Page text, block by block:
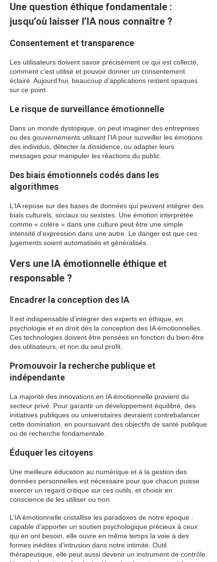
Une question éthique fondamentale :
jusqu’où laisser l’IA nous connaître ?
Consentement et transparence
Les utilisateurs doivent savoir précisément ce qui est collecté,
comment c’est utilisé et pouvoir donner un consentement
éclairé. Aujourd’hui, beaucoup d’applications restent opaques
sur ce point.
Le risque de surveillance émotionnelle
Dans un monde dystopique, on peut imaginer des entreprises
ou des gouvernements utilisant l’IA pour surveiller les émotions
des individus, détecter la dissidence, ou adapter leurs
messages pour manipuler les réactions du public.
Des biais émotionnels codés dans les
algorithmes
L’IA repose sur des bases de données qui peuvent intégrer des
biais culturels, sociaux ou sexistes. Une émotion interprétée
comme « colère » dans une culture peut être une simple
intensité d’expression dans une autre. Le danger est que ces
jugements soient automatisés et généralisés.
Vers une IA émotionnelle éthique et
responsable ?
Encadrer la conception des IA
Il est indispensable d’intégrer des experts en éthique, en
psychologie et en droit dès la conception des IA émotionnelles.
Ces technologies doivent être pensées en fonction du bien-être
des utilisateurs, et non du seul profit.
Promouvoir la recherche publique et
indépendante
La majorité des innovations en IA émotionnelle provient du
secteur privé. Pour garantir un développement équilibré, des
initiatives publiques ou universitaires devraient contrebalancer
cette domination, en poursuivant des objectifs de santé publique
ou de recherche fondamentale.
Éduquer les citoyens
Une meilleure éducation au numérique et à la gestion des
données personnelles est nécessaire pour que chacun puisse
exercer un regard critique sur ces outils, et choisir en
conscience de les utiliser ou non.
L’IA émotionnelle cristallise les paradoxes de notre époque :
capable d’apporter un soutien psychologique précieux à ceux
qui en ont besoin, elle ouvre en même temps la voie à des
formes inédites d’intrusion dans notre intimité. Outil
thérapeutique, elle peut aussi devenir un instrument de contrôle.